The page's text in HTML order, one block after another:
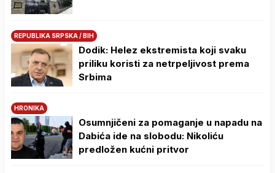
REPUBLIKA SRPSKA / BIH
Dodik: Helez ekstremista koji svaku
priliku koristi za netrpeljivost prema
Srbima
HRONIKA
Osumnjičeni za pomaganje u napadu na
Dabića ide na slobodu: Nikoliću
predložen kućni pritvor